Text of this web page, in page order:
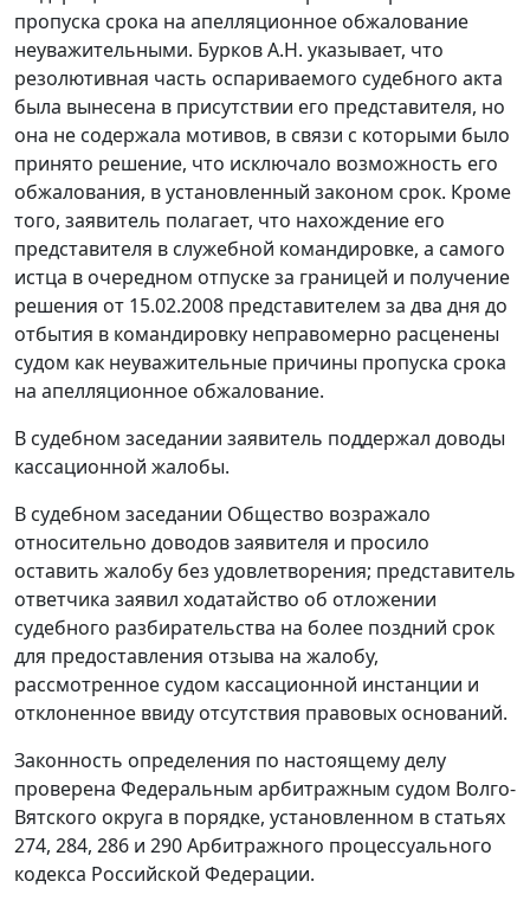
пропуска срока на апелляционное обжалование
неуважительными. Бурков А.Н. указывает, что
резолютивная часть оспариваемого судебного акта
была вынесена в присутствии его представителя, но
она не содержала мотивов, в связи с которыми было
принято решение, что исключало возможность его
обжалования, в установленный законом срок. Кроме
того, заявитель полагает, что нахождение его
представителя в служебной командировке, а самого
истца в очередном отпуске за границей и получение
решения от 15.02.2008 представителем за два дня до
отбытия в командировку неправомерно расценены
судом как неуважительные причины пропуска срока
на апелляционное обжалование.
В судебном заседании заявитель поддержал доводы
кассационной жалобы.
В судебном заседании Общество возражало
относительно доводов заявителя и просило
оставить жалобу без удовлетворения; представитель
ответчика заявил ходатайство об отложении
судебного разбирательства на более поздний срок
для предоставления отзыва на жалобу,
рассмотренное судом кассационной инстанции и
отклоненное ввиду отсутствия правовых оснований.
Законность определения по настоящему делу
проверена Федеральным арбитражным судом Волго-
Вятского округа в порядке, установленном в статьях
274, 284, 286 и 290Арбитражного процессуального
кодекса Российской Федерации.